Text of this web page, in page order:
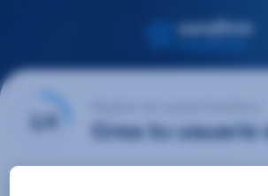
1/4 Crea tu usuario